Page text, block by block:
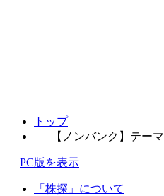
トップ
【ノンバンク】テーマ
PC版を表示
「株探」について